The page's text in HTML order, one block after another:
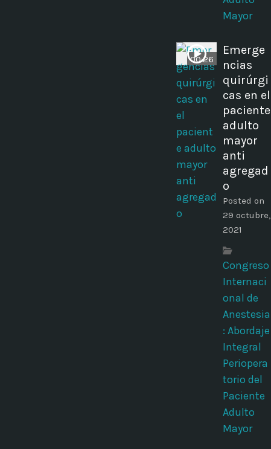
Mayor
00:26
Emerge
ncias
quirúrgi
cas en el
paciente
adulto
mayor
anti
agregad
o
Posted on
29 octubre,
2021
Congreso
Internaci
onal de
Anestesia
: Abordaje
Integral
Periopera
torio del
Paciente
Adulto
Mayor